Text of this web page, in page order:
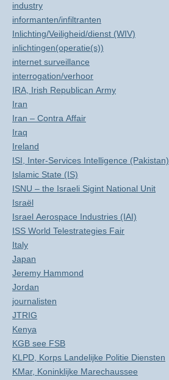
industry
informanten/infiltranten
Inlichting/Veiligheid/dienst (WIV)
inlichtingen(operatie(s))
internet surveillance
interrogation/verhoor
IRA, Irish Republican Army
Iran
Iran – Contra Affair
Iraq
Ireland
ISI, Inter-Services Intelligence (Pakistan)
Islamic State (IS)
ISNU – the Israeli Sigint National Unit
Israël
Israel Aerospace Industries (IAI)
ISS World Telestrategies Fair
Italy
Japan
Jeremy Hammond
Jordan
journalisten
JTRIG
Kenya
KGB see FSB
KLPD, Korps Landelijke Politie Diensten
KMar, Koninklijke Marechaussee